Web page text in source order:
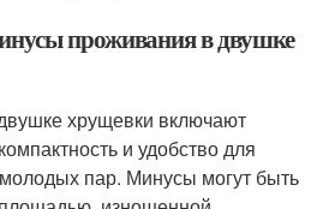
проживания в двушке
хрущевки включают
и удобство для
пар. Минусы могут быть